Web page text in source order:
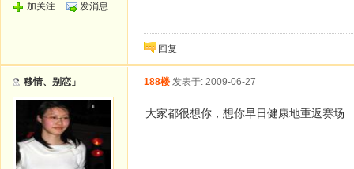
加关注
发消息
回复
移情、别恋」 188楼 发表于: 2009-06-27
大家都很想你，想你早日健康地重返赛场